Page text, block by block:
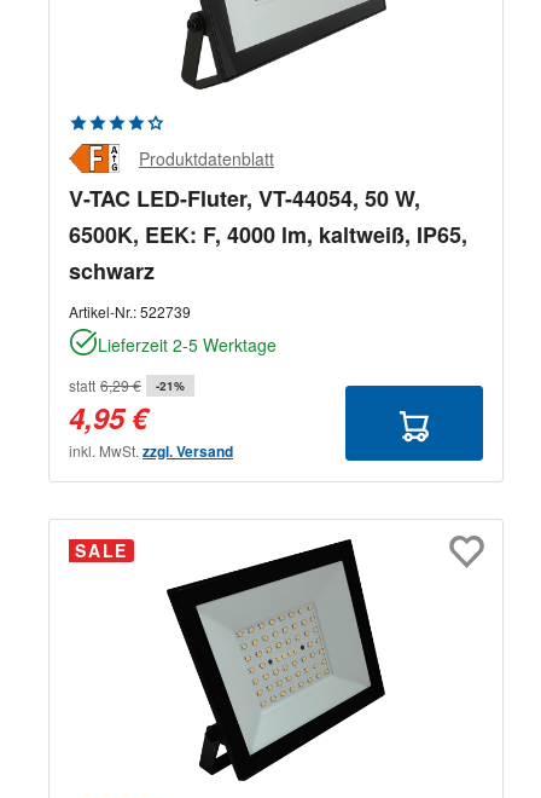
Durchschnittliche Bewertung von 4.33 von 5 Sternen
Produktdatenblatt
V-TAC LED-Fluter, VT-44054, 50 W,
6500K, EEK: F, 4000 lm, kaltweiß, IP65,
schwarz
Artikel-Nr.:522739
Lieferzeit 2-5 Werktage
statt 6,29 € -21%
4,95 €
inkl. MwSt. zzgl. Versand
SALE